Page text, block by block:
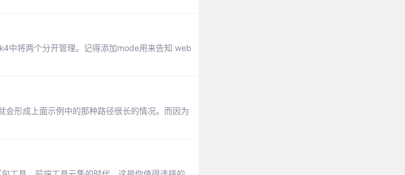
将两个分开管理。记得添加mode用来告知 web
形成上面示例中的那种路径很长的情况。而因为